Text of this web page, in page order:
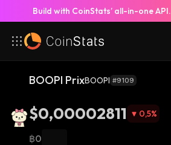
Build with CoinStats’ all-in-one API.
BOOPI PrixBOOPI #9109
$0,00002811 0,5%
฿0